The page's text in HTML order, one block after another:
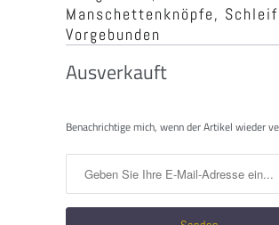
Manschettenknöpfe,
Vorgebunden
Ausverkauft
Benachrichtigen
wenn
Benachrichtige mich, wenn der Artikel wieder